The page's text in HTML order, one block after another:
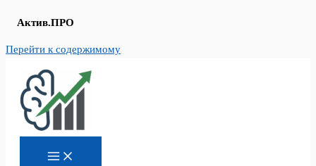
Актив.ПРО
Перейти к содержимому